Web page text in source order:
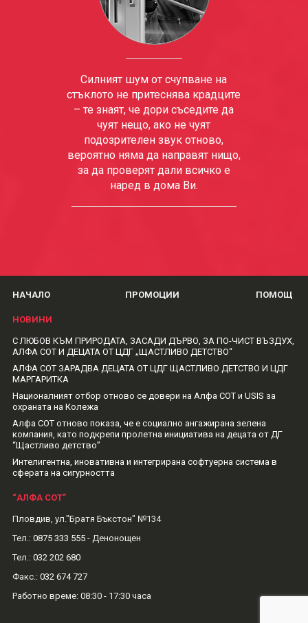
Силният шум от счупване на
стъклото не притеснява крадците
– те знаят, че дори съседите да
чуят нещо, ако не чуят
подозрителен звук отново,
вероятно няма да направят нищо,
за да проверят дали всичко е
наред в дома Ви.
НАЧАЛО ПРОМОЦИИ ПОМОЩ
НОВИНИ
С ЛЮБОВ КЪМ ПРИРОДАТА, ЗАСАДИ ДЪРВО, ЗА ПО-ЧИСТ ВЪЗДУХ,
АЛФА СОТ И ДЕЦАТА ОТ ЦДГ „ЩАСТЛИВО ДЕТСТВО“
АЛФА СОТ ЗАРАДВА ДЕЦАТА ОТ ЦДГ ЩАСТЛИВО ДЕТСТВО И ЦДГ
МАРГАРИТКА
Националният отбор отново се довери на Алфа СОТ и USIS за
охраната на Колежа
Алфа СОТ отново показа, че е социално ангажирана зелена
компания, като подкрепи пролетна инициатива на децата от ДГ
“Щастливо детство”
Интелигентна, иновативна и интегрирана софтуерна система в
сферата на сигурността
“АЛФА СОТ”
Пловдив, ул."Братя Бъкстон" №134
Тел.: 0875 333 555- Денонощен
Тел.: 032 202 680
Факс.: 032 674 727
Рабoтно време: 08:30 - 17:30 часа